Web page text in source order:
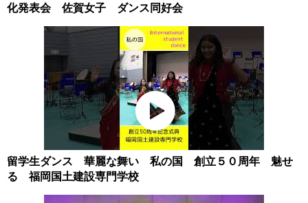
化発表会 佐賀女子 ダンス同好会
留学生ダンス 華麗な舞い 私の国 創立５０周年 魅せ
る 福岡国土建設専門学校